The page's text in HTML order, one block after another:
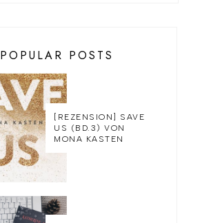
POPULAR POSTS
[REZENSION] SAVE
US (BD.3) VON
MONA KASTEN